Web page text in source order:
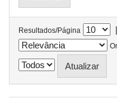
Resultados/Página |